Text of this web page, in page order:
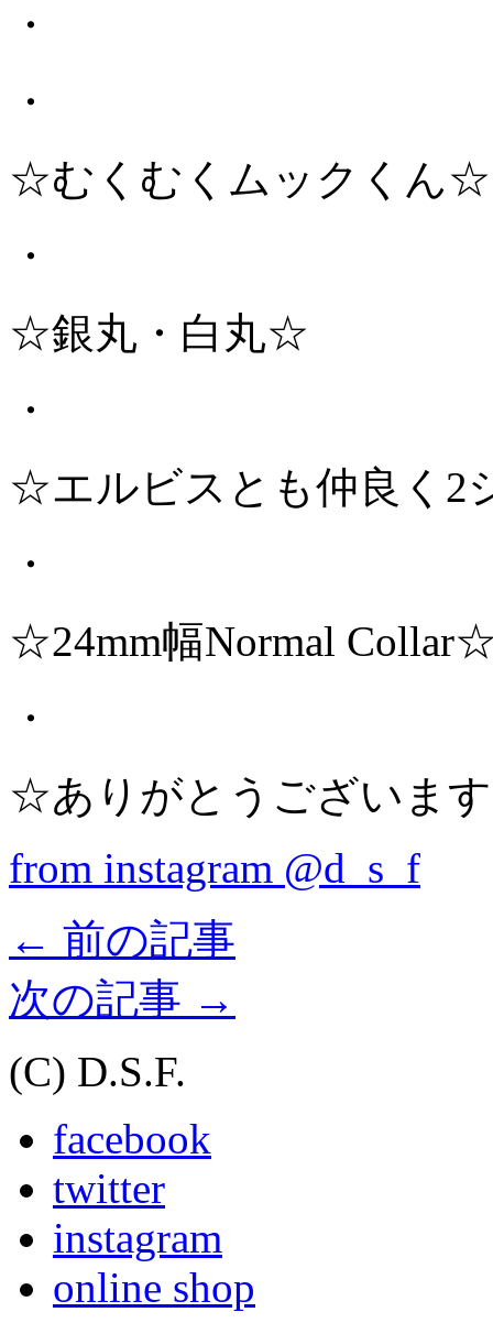
・
・
☆むくむくムックくん☆
・
☆銀丸・白丸☆
・
☆エルビスとも仲良く2
・
☆24mm幅Normal
・
☆ありがとうございま
from instagram @d_s_f
← 前の記事
次の記事 →
(C) D.S.F.
facebook
twitter
instagram
online shop